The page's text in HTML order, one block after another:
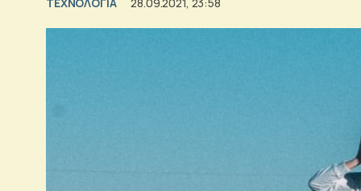
ΤΕΧΝΟΛΟΓΙΑ 28.09.2021, 23:58